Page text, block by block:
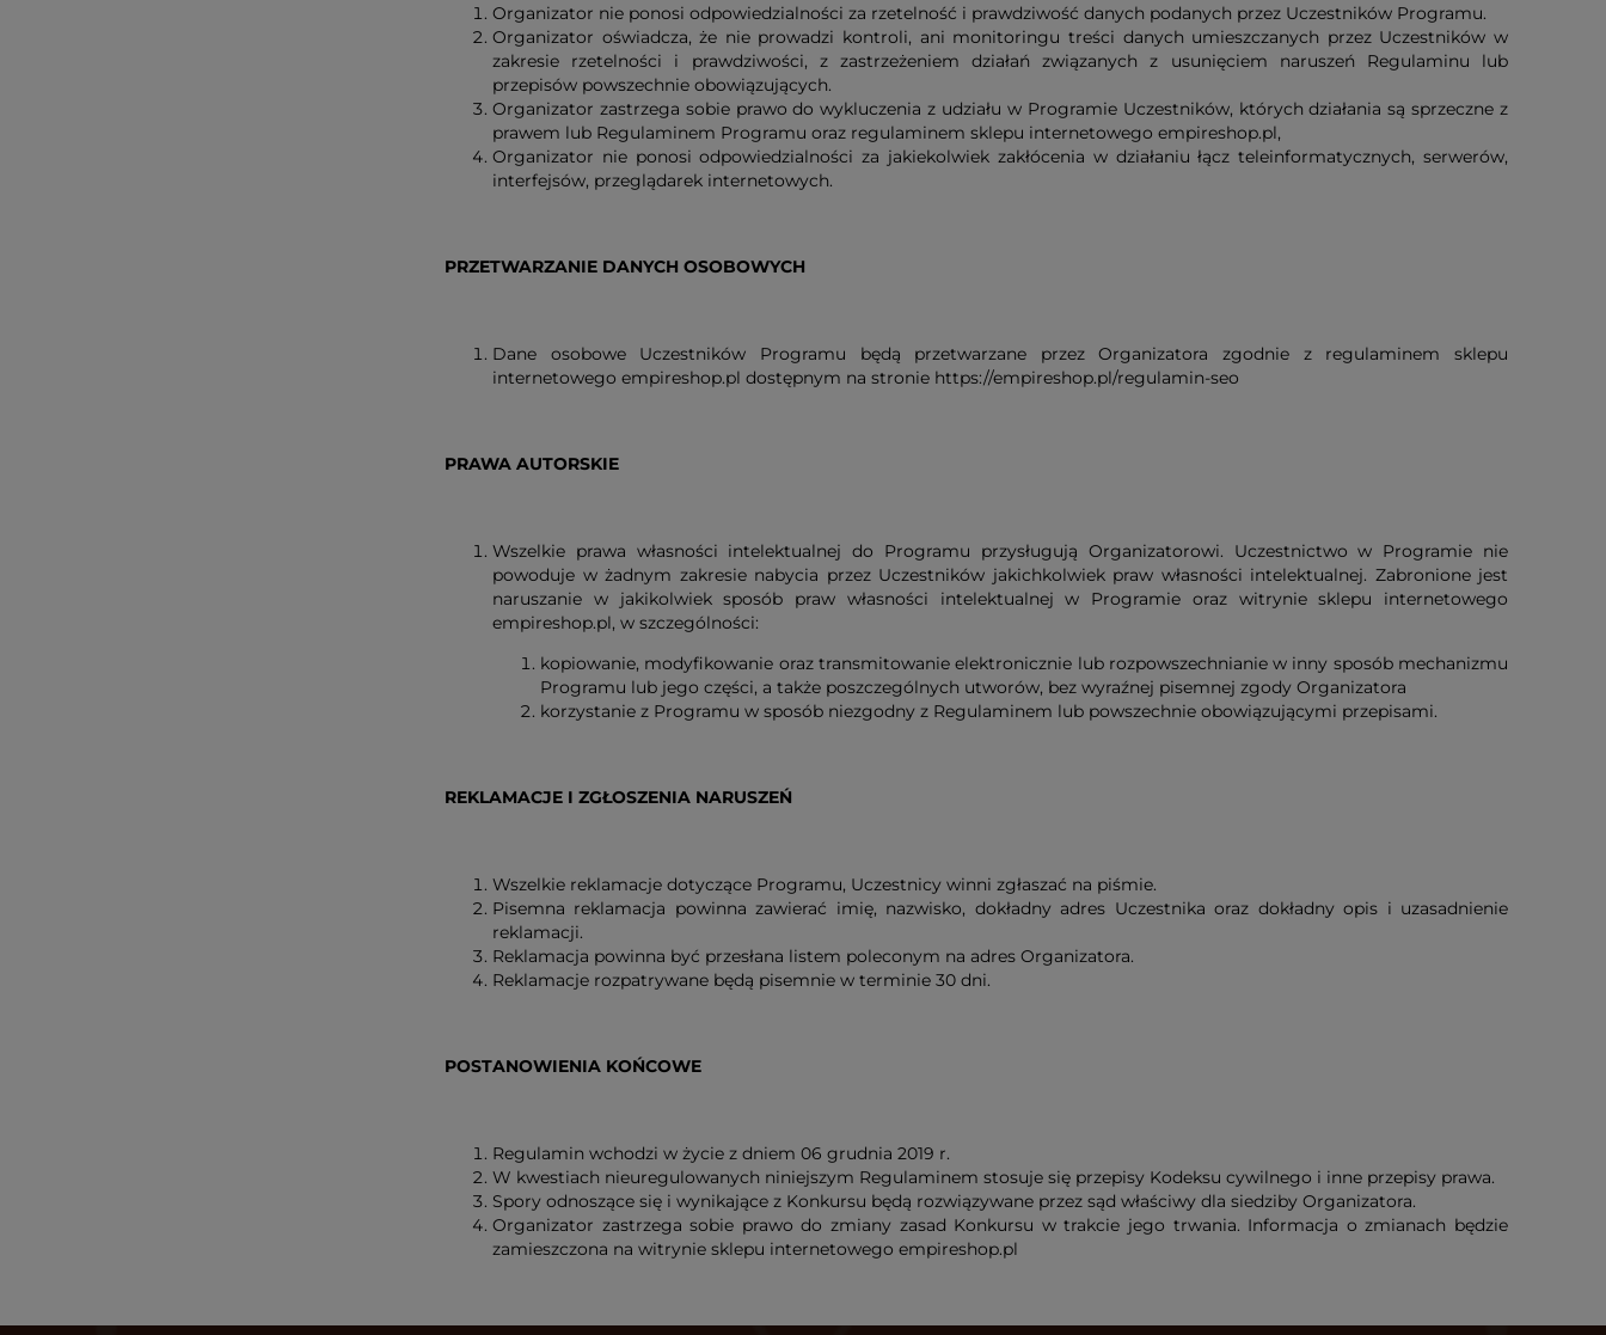
Organizator nie ponosi odpowiedzialności za rzetelność i prawdziwość danych podanych przez Uczestników Programu.
Organizator oświadcza, że nie prowadzi kontroli, ani monitoringu treści danych umieszczanych przez Uczestników w
zakresie rzetelności i prawdziwości, z zastrzeżeniem działań związanych z usunięciem naruszeń Regulaminu lub
przepisów powszechnie obowiązujących.
Organizator zastrzega sobie prawo do wykluczenia z udziału w Programie Uczestników, których działania są sprzeczne z
prawem lub Regulaminem Programu oraz regulaminem sklepu internetowego empireshop.pl,
Organizator nie ponosi odpowiedzialności za jakiekolwiek zakłócenia w działaniu łącz teleinformatycznych, serwerów,
interfejsów, przeglądarek internetowych.
PRZETWARZANIE DANYCH OSOBOWYCH
Dane osobowe Uczestników Programu będą przetwarzane przez Organizatora zgodnie z regulaminem sklepu
internetowego empireshop.pl dostępnym na stronie https://empireshop.pl/regulamin-seo
PRAWA AUTORSKIE
Wszelkie prawa własności intelektualnej do Programu przysługują Organizatorowi. Uczestnictwo w Programie nie
powoduje w żadnym zakresie nabycia przez Uczestników jakichkolwiek praw własności intelektualnej. Zabronione jest
naruszanie w jakikolwiek sposób praw własności intelektualnej w Programie oraz witrynie sklepu internetowego
empireshop.pl, w szczególności:
kopiowanie, modyfikowanie oraz transmitowanie elektronicznie lub rozpowszechnianie w inny sposób mechanizmu
Programu lub jego części, a także poszczególnych utworów, bez wyraźnej pisemnej zgody Organizatora
korzystanie z Programu w sposób niezgodny z Regulaminem lub powszechnie obowiązującymi przepisami.
REKLAMACJE I ZGŁOSZENIA NARUSZEŃ
Wszelkie reklamacje dotyczące Programu, Uczestnicy winni zgłaszać na piśmie.
Pisemna reklamacja powinna zawierać imię, nazwisko, dokładny adres Uczestnika oraz dokładny opis i uzasadnienie
reklamacji.
Reklamacja powinna być przesłana listem poleconym na adres Organizatora.
Reklamacje rozpatrywane będą pisemnie w terminie 30 dni.
POSTANOWIENIA KOŃCOWE
Regulamin wchodzi w życie z dniem 06 grudnia 2019 r.
W kwestiach nieuregulowanych niniejszym Regulaminem stosuje się przepisy Kodeksu cywilnego i inne przepisy prawa.
Spory odnoszące się i wynikające z Konkursu będą rozwiązywane przez sąd właściwy dla siedziby Organizatora.
Organizator zastrzega sobie prawo do zmiany zasad Konkursu w trakcie jego trwania. Informacja o zmianach będzie
zamieszczona na witrynie sklepu internetowego empireshop.pl